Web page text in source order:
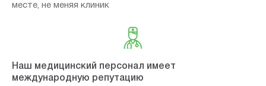
месте, не меняя клиник
Наш медицинский персонал имеет
международную репутацию